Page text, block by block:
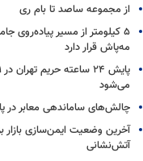
از مجموعه ساصد تا بام ری
۵ کیلومتر از مسیر
مه‌پاش قرار دارد
می‌شود
چالش‌های ساماندهی معابر در
آخرین وضعیت ایمن‌سازی
آتش‌نشانی